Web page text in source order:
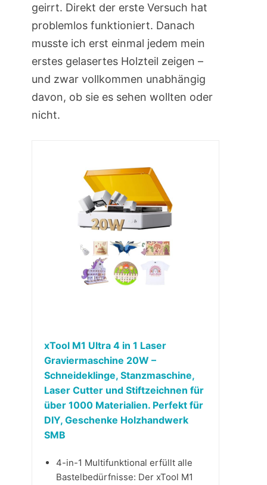
geirrt. Direkt der erste Versuch hat
problemlos funktioniert. Danach
musste ich erst einmal jedem mein
erstes gelasertes Holzteil zeigen –
und zwar vollkommen unabhängig
davon, ob sie es sehen wollten oder
nicht.
xTool M1 Ultra 4 in 1 Laser
Graviermaschine 20W –
Schneideklinge, Stanzmaschine,
Laser Cutter und Stiftzeichnen für
über 1000 Materialien. Perfekt für
DIY, Geschenke Holzhandwerk
SMB
4-in-1 Multifunktional erfüllt alle
Bastelbedürfnisse: Der xTool M1